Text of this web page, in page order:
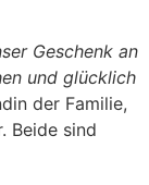
Geschenk an
und glücklich
der Familie,
Beide sind